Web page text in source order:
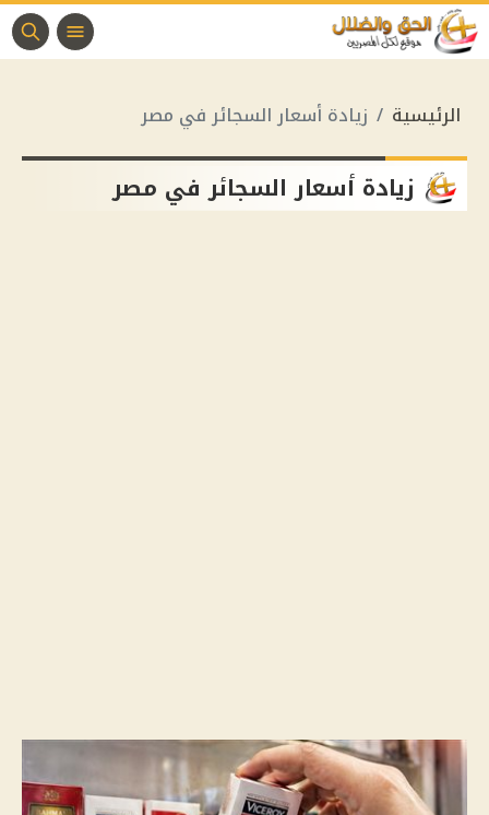
الرئيسية زيادة أسعار السجائر في مصر
زيادة أسعار السجائر في مصر